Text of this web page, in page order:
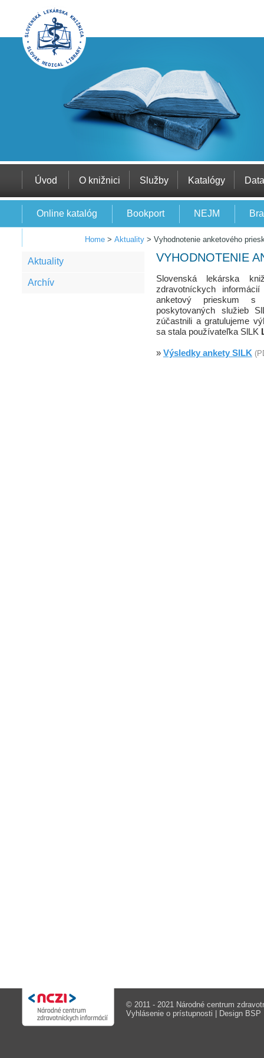
Úvod O knižnici Služby Katalógy
Online katalóg Bookport NEJM
Home > Aktuality > Vyhodnotenie anketového
Aktuality
Archív
VYHODNOTENIE
Slovenská lekárska
zdravotníckych
anketový prieskum s
poskytovaných služieb
zúčastnili a gratulujeme
sa stala používateľka SlLK
» Výsledky ankety SlLK
© 2011 - 2021 Národné centrum
Vyhlásenie o prístupnosti | Design BSP